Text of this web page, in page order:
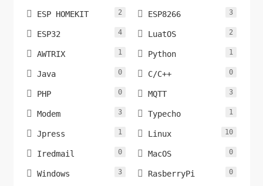
 ESP HOMEKIT 2  ESP8266 3
 ESP32 4  LuatOS 2
 AWTRIX 1  Python 1
 Java 0  C/C++ 0
 PHP 0  MQTT 3
 Modem 3  Typecho 1
 Jpress 1  Linux 10
 Iredmail 0  MacOS 0
 Windows 3  RasberryPi 0